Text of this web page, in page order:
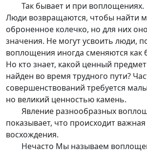
Так бывает и при воплощениях.
Люди возвращаются, чтобы найти
оброненное колечко, но для них
значения. Не могут усвоить люди,
воплощения иногда сменяются
Но кто знает, какой ценный
найден во время трудного пути?
совершенствований требуется
но великий ценностью камень.
Явление разнообразных
показывает, что происходит
восхождения.
Нечасто Мы называем